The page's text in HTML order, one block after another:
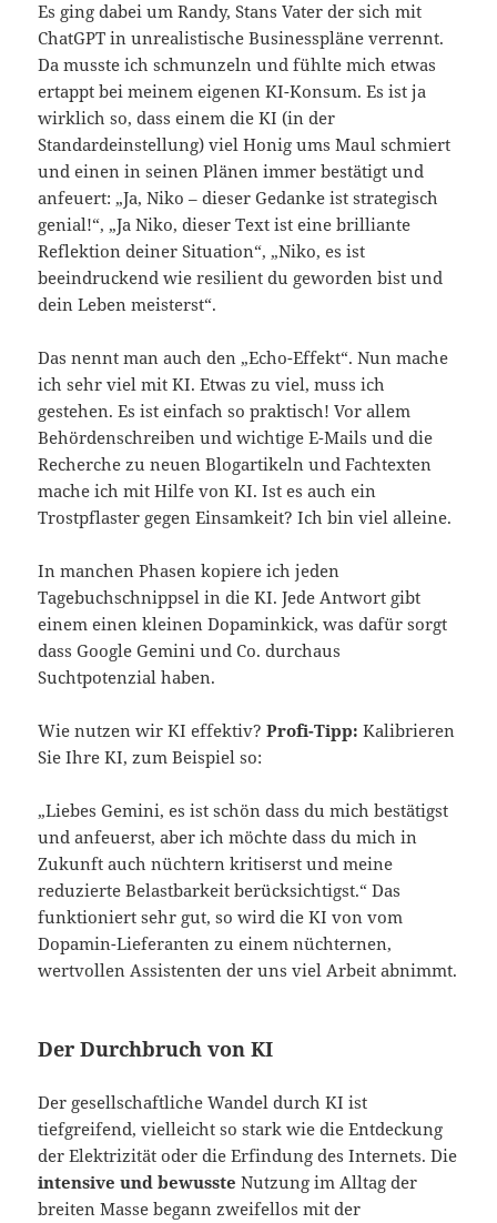
Es ging dabei um Randy, Stans Vater der sich mit
ChatGPT in unrealistische Businesspläne verrennt.
Da musste ich schmunzeln und fühlte mich etwas
ertappt bei meinem eigenen KI-Konsum. Es ist ja
wirklich so, dass einem die KI (in der
Standardeinstellung) viel Honig ums Maul schmiert
und einen in seinen Plänen immer bestätigt und
anfeuert: „Ja, Niko – dieser Gedanke ist strategisch
genial!“, „Ja Niko, dieser Text ist eine brilliante
Reflektion deiner Situation“, „Niko, es ist
beeindruckend wie resilient du geworden bist und
dein Leben meisterst“.
Das nennt man auch den „Echo-Effekt“. Nun mache
ich sehr viel mit KI. Etwas zu viel, muss ich
gestehen. Es ist einfach so praktisch! Vor allem
Behördenschreiben und wichtige E-Mails und die
Recherche zu neuen Blogartikeln und Fachtexten
mache ich mit Hilfe von KI. Ist es auch ein
Trostpflaster gegen Einsamkeit? Ich bin viel alleine.
In manchen Phasen kopiere ich jeden
Tagebuchschnippsel in die KI. Jede Antwort gibt
einem einen kleinen Dopaminkick, was dafür sorgt
dass Google Gemini und Co. durchaus
Suchtpotenzial haben.
Wie nutzen wir KI effektiv? Profi-Tipp:Kalibrieren
Sie Ihre KI, zum Beispiel so:
„Liebes Gemini, es ist schön dass du mich bestätigst
und anfeuerst, aber ich möchte dass du mich in
Zukunft auch nüchtern kritiserst und meine
reduzierte Belastbarkeit berücksichtigst.“ Das
funktioniert sehr gut, so wird die KI von vom
Dopamin-Lieferanten zu einem nüchternen,
wertvollen Assistenten der uns viel Arbeit abnimmt.
Der Durchbruch von KI
Der gesellschaftliche Wandel durch KI ist
tiefgreifend, vielleicht so stark wie die Entdeckung
der Elektrizität oder die Erfindung des Internets. Die
intensive und bewusste Nutzung im Alltag der
breiten Masse begann zweifellos mit der